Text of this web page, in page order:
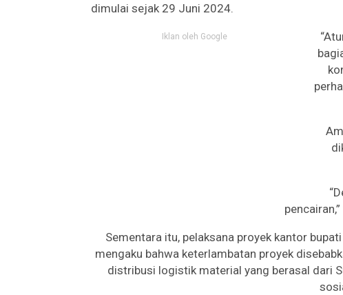
dimulai sejak 29 Juni 2024.
Iklan oleh Google
Sementara itu, pelaksana proyek kantor
mengaku bahwa keterlambatan proyek
distribusi logistik material yang berasal dari